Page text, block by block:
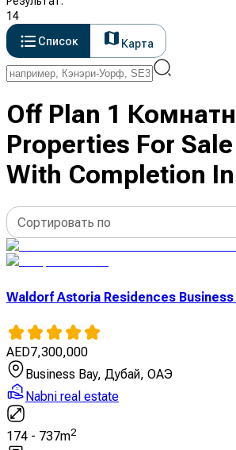
14
Список
Карта
Off Plan 1
Properties For
With Completion
Сортировать по
Waldorf Astoria Residences Business
AED7,300,000
Business Bay, Дубай, ОАЭ
Nabni real estate
174 - 737m2